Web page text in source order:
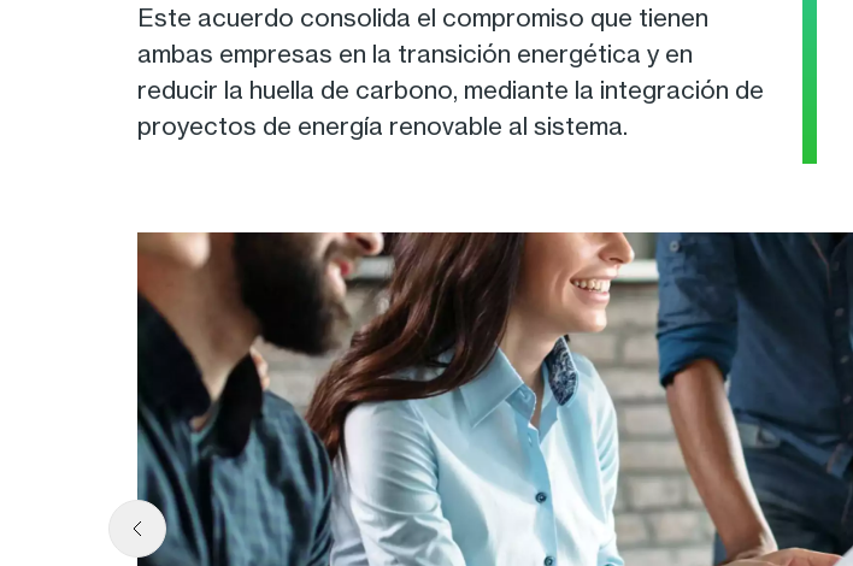
Este acuerdo consolida el compromiso que tienen
ambas empresas en la transición energética y en
reducir la huella de carbono, mediante la integración de
proyectos de energía renovable al sistema.